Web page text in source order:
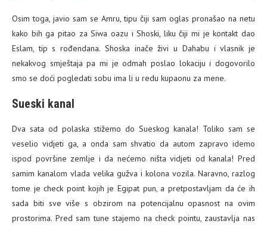
Osim toga, javio sam se Amru, tipu čiji sam oglas pronašao na netu
kako bih ga pitao za Siwa oazu i Shoski, liku čiji mi je kontakt dao
Eslam, tip s rođendana. Shoska inače živi u Dahabu i vlasnik je
nekakvog smještaja pa mi je odmah poslao lokaciju i dogovorilo
smo se doći pogledati sobu ima li u redu kupaonu za mene.
Sueski kanal
Dva sata od polaska stižemo do Sueskog kanala! Toliko sam se
veselio vidjeti ga, a onda sam shvatio da autom zapravo idemo
ispod površine zemlje i da nećemo ništa vidjeti od kanala! Pred
samim kanalom vlada velika gužva i kolona vozila. Naravno, razlog
tome je check point kojih je Egipat pun, a pretpostavljam da će ih
sada biti sve više s obzirom na potencijalnu opasnost na ovim
prostorima. Pred sam tune stajemo na check pointu, zaustavlja nas